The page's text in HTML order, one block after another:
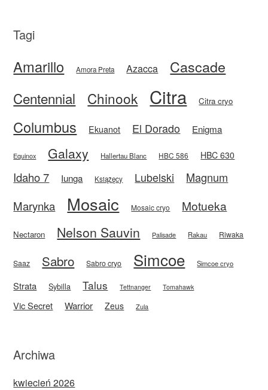
Tagi
Amarillo Amora Preta Azacca Cascade
Centennial Chinook Citra Citra cryo
Columbus Ekuanot El Dorado Enigma
Equinox Galaxy Hallertau Blanc HBC 586 HBC 630
Idaho 7 Iunga Książęcy Lubelski
Magnum
Marynka
Mosaic Mosaic cryo Motueka
Nectaron Nelson Sauvin Palisade Rakau Riwaka
Saaz Sabro Sabro cryo Simcoe Simcoe cryo
Strata Sybilla Talus Tettnanger Tomahawk
Vic Secret Warrior Zeus Zula
Archiwa
kwiecień 2026